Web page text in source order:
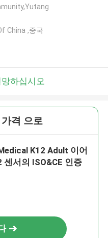
China ,중국
하십시오
격 으로
K12 Adult 이어
센서의 ISO&CE 인증